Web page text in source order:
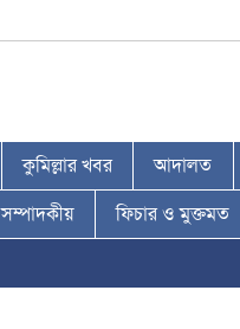
কুমিল্লার খবর আদালত
সম্পাদকীয় ফিচার ও মুক্তমত